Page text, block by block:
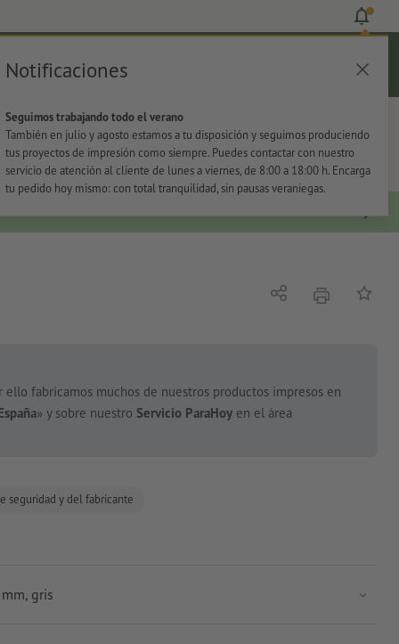
Notificaciones
Seguimos trabajando todo el verano
También en julio y agosto estamos a tu disposición y seguimos produciendo
tus proyectos de impresión como siempre. Puedes contactar con nuestro
servicio de atención al cliente de lunes a viernes, de 8:00 a 18:00 h. Encarga
tu pedido hoy mismo: con total tranquilidad, sin pausas veraniegas.
Cesta
Oficina Adhesivos
fabricamos muchos de nuestros productos impresos en
» y sobre nuestro Servicio ParaHoy en el área
seguridad y del fabricante
CompartirimprimirAñadir
gris